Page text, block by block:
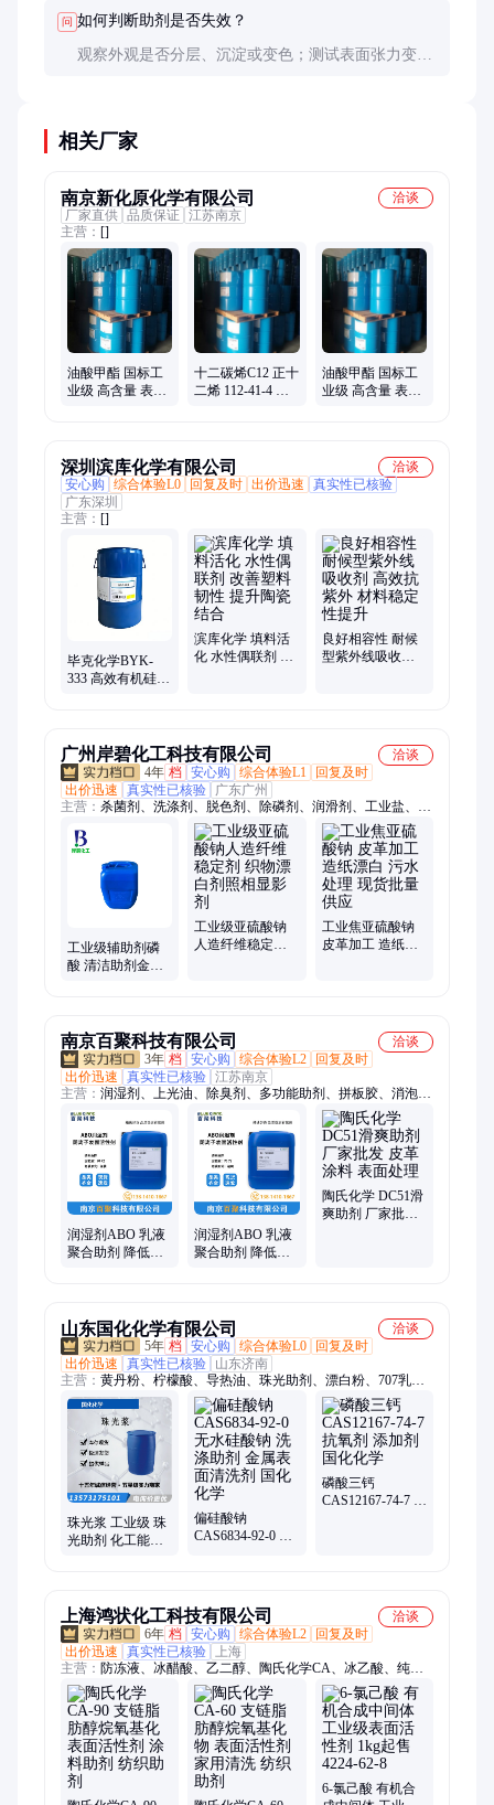
问 如何判断助剂是否失效？
观察外观是否分层、沉淀或变色；测试表面张力变化
相关厂家
南京新化原化学有限公司
洽谈
厂家直供 品质保证 江苏南京
主营： []
油酸甲酯 国标工
业级 高含量 表面
十二碳烯C12 正十
二烯 112-41-4 纯
油酸甲酯 国标工
业级 高含量 表面
深圳滨库化学有限公司
洽谈
安心购
综合体验L0 回复及时 出价迅速
真实性已核验
广东深圳
主营： []
毕克化学BYK-
333 高效有机硅表
滨库化学 填料活
化 水性偶联剂 改
良好相容性 耐候
型紫外线吸收剂
广州岸碧化工科技有限公司
洽谈
4年 档 安心购 综合体验L1
回复及时
出价迅速
真实性已核验
广东广州
主营： 杀菌剂、洗涤剂、脱色剂、除磷剂、润滑剂、工业盐、葡
萄糖、消泡剂、乙酸钠、复合菌、废水处理、硫代硫酸钠、沉淀
硫酸钡、处理施胶剂、聚合氯化铝、碱式氯化铝、聚合硫酸铁、
纯碱、聚丙烯酰胺、聚合硅酸铝铁、小苏打、聚合氯化铝铁、硫
酸铝、氯化钙、羧甲基纤维素钠
工业级辅助剂磷
酸 清洁助剂金属
工业级亚硫酸钠
人造纤维稳定剂
工业焦亚硫酸钠
皮革加工 造纸漂
南京百聚科技有限公司
洽谈
3年 档 安心购 综合体验L2
回复及时
出价迅速
真实性已核验 江苏南京
主营： 润湿剂、上光油、除臭剂、多功能助剂、拼板胶、消泡
剂、乳化剂、引发剂、偶联剂、粘乳液、吊白粉、工业涂料、防
水光油、聚乙烯蜡、水性哑油、缩水甘油酯、高光蜡乳液、自交
联单体、网格布乳液、漂白助染剂、酸碱中和剂、乳液还原剂、
水性胶粘剂、除臭还原剂、纳米除油乳
润湿剂ABO 乳液
聚合助剂 降低表
润湿剂ABO 乳液
聚合助剂 降低表
陶氏化学 DC51滑
爽助剂 厂家批发
山东国化化学有限公司
洽谈
5年 档 安心购 综合体验L0
回复及时
出价迅速
真实性已核验
山东济南
主营： 黄丹粉、柠檬酸、导热油、珠光助剂、漂白粉、707乳
液、氧化铝、氯化钙、木质素、防腐剂、除锈剂、防锈剂、酒石
酸、抗氧剂、松香工业、碳酸氢铵、醋酸铅、碳酸铅
珠光浆 工业级 珠
光助剂 化工能源
偏硅酸钠
CAS6834-92-0 无
磷酸三钙
CAS12167-74-7 抗
上海鸿状化工科技有限公司
洽谈
6年 档 安心购 综合体验L2
回复及时
出价迅速
真实性已核验
上海
主营： 防冻液、冰醋酸、乙二醇、陶氏化学CA、冰乙酸、纯吡
啶、丙二醇、羟基苯、14丁二醇、3-丙三醇、四氢呋喃、环保乙
腈、化工苯酚、1.4丁二醇、医用苯酚、工业苯酚、精制苯酚、
价位四氢、乙腈工业、乙酸乙酯、吡啶化工、甲酸乙酯、吡啶工
业、求购苯酚、高纯三氯、实验乙腈
6-氯己酸 有机合